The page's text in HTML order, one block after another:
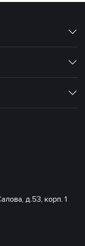
д.53, корп. 1